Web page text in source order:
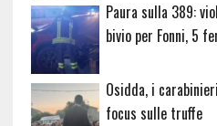
Paura sulla 389:
bivio per Fonni, 5
Osidda, i
focus sulle truffe